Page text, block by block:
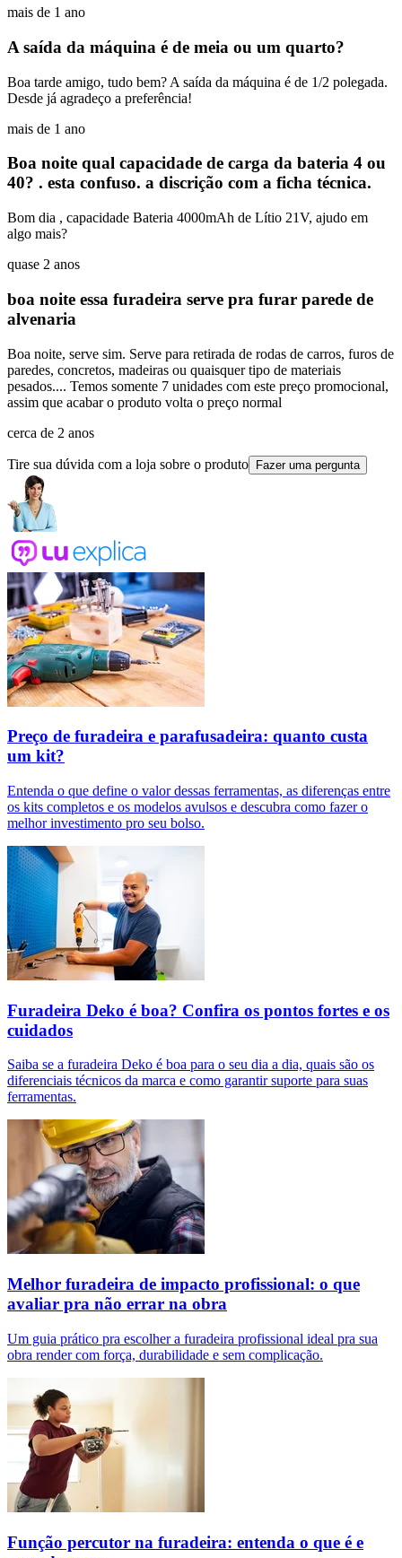
mais de 1 ano
A saída da máquina é de meia ou um quarto?
Boa tarde amigo, tudo bem? A saída da máquina é de 1/2 polegada.
Desde já agradeço a preferência!
mais de 1 ano
Boa noite qual capacidade de carga da bateria 4 ou
40? . esta confuso. a discrição com a ficha técnica.
Bom dia , capacidade Bateria 4000mAh de Lítio 21V, ajudo em
algo mais?
quase 2 anos
boa noite essa furadeira serve pra furar parede de
alvenaria
Boa noite, serve sim. Serve para retirada de rodas de carros, furos de
paredes, concretos, madeiras ou quaisquer tipo de materiais
pesados.... Temos somente 7 unidades com este preço promocional,
assim que acabar o produto volta o preço normal
cerca de 2 anos
Tire sua dúvida com a loja sobre o produto Fazer uma pergunta
Preço de furadeira e parafusadeira: quanto custa
um kit?
Entenda o que define o valor dessas ferramentas, as diferenças entre
os kits completos e os modelos avulsos e descubra como fazer o
melhor investimento pro seu bolso.
Furadeira Deko é boa? Confira os pontos fortes e os
cuidados
Saiba se a furadeira Deko é boa para o seu dia a dia, quais são os
diferenciais técnicos da marca e como garantir suporte para suas
ferramentas.
Melhor furadeira de impacto profissional: o que
avaliar pra não errar na obra
Um guia prático pra escolher a furadeira profissional ideal pra sua
obra render com força, durabilidade e sem complicação.
Função percutor na furadeira: entenda o que é e